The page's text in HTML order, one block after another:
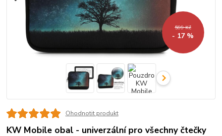
599 Kč
- 17 %
Ohodnotit produkt
KW Mobile obal - univerzální pro všechny čtečky